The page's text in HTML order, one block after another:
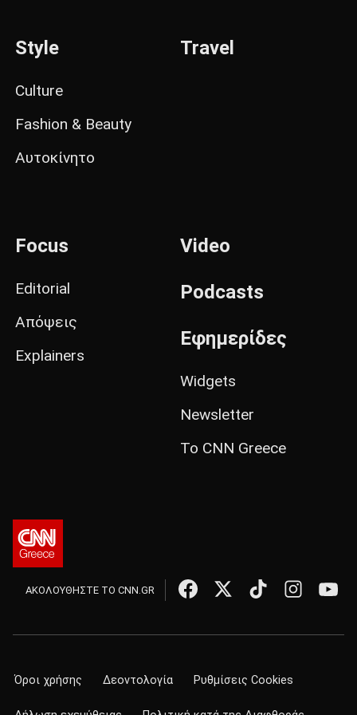
Style
Culture
Fashion & Beauty
Αυτοκίνητο
Travel
Focus
Editorial
Απόψεις
Explainers
Video
Podcasts
Εφημερίδες
Widgets
Newsletter
Το CNN Greece
ΑΚΟΛΟΥΘΗΣΤΕ ΤΟ CNN.GR
Όροι χρήσης Δεοντολογία Ρυθμίσεις Cookies